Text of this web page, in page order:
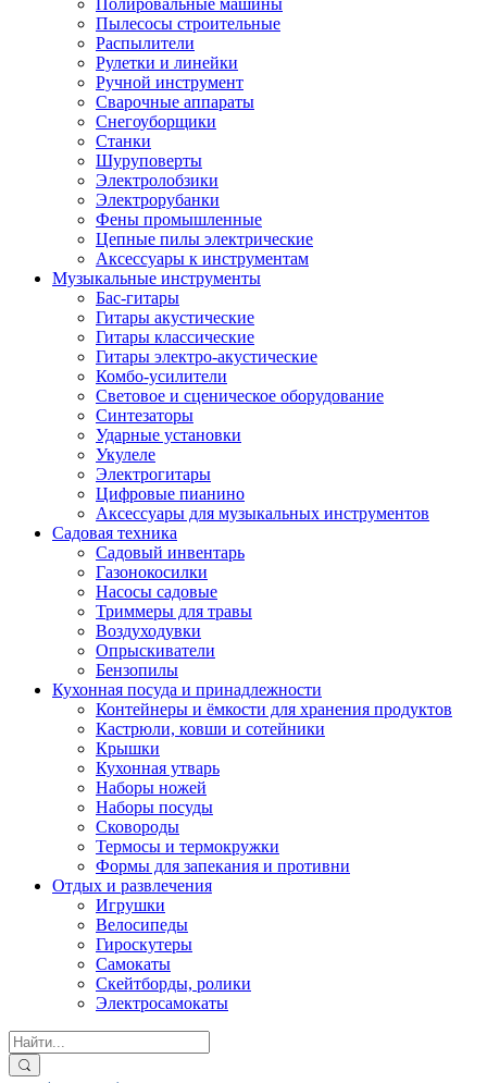
Полировальные машины
Пылесосы строительные
Распылители
Рулетки и линейки
Ручной инструмент
Сварочные аппараты
Снегоуборщики
Станки
Шуруповерты
Электролобзики
Электрорубанки
Фены промышленные
Цепные пилы электрические
Аксессуары к инструментам
Музыкальные инструменты
Бас-гитары
Гитары акустические
Гитары классические
Гитары электро-акустические
Комбо-усилители
Световое и сценическое оборудование
Синтезаторы
Ударные установки
Укулеле
Электрогитары
Цифровые пианино
Аксессуары для музыкальных инструментов
Садовая техника
Садовый инвентарь
Газонокосилки
Насосы садовые
Триммеры для травы
Воздуходувки
Опрыскиватели
Бензопилы
Кухонная посуда и принадлежности
Контейнеры и ёмкости для хранения продуктов
Кастрюли, ковши и сотейники
Крышки
Кухонная утварь
Наборы ножей
Наборы посуды
Сковороды
Термосы и термокружки
Формы для запекания и противни
Отдых и развлечения
Игрушки
Велосипеды
Гироскутеры
Самокаты
Скейтборды, ролики
Электросамокаты
Search
for: